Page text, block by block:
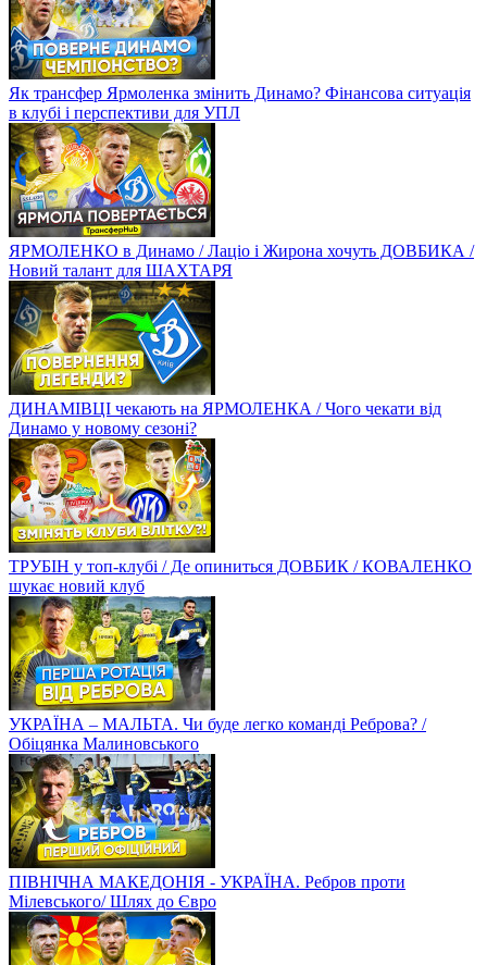
Як трансфер Ярмоленка змінить Динамо? Фінансова ситуація
в клубі і перспективи для УПЛ
ЯРМОЛЕНКО в Динамо / Лаціо і Жирона хочуть ДОВБИКА /
Новий талант для ШАХТАРЯ
ДИНАМІВЦІ чекають на ЯРМОЛЕНКА / Чого чекати від
Динамо у новому сезоні?
ТРУБІН у топ-клубі / Де опиниться ДОВБИК / КОВАЛЕНКО
шукає новий клуб
УКРАЇНА – МАЛЬТА. Чи буде легко команді Реброва? /
Обіцянка Малиновського
ПІВНІЧНА МАКЕДОНІЯ - УКРАЇНА. Ребров проти
Мілевського/ Шлях до Євро